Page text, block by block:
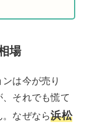
場
は今が売り
それでも慌て
なぜなら浜松